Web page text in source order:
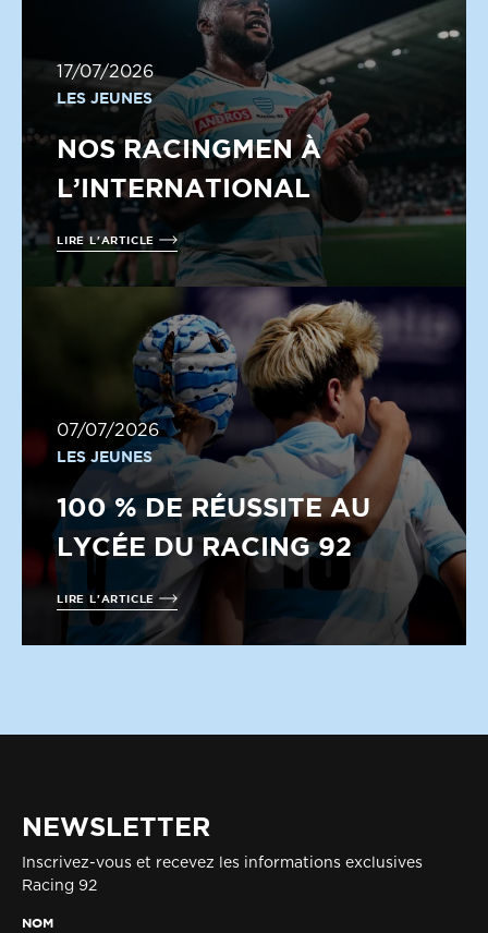
17/07/2026
LES JEUNES
NOS RACINGMEN À
L’INTERNATIONAL
LIRE L'ARTICLE
07/07/2026
LES JEUNES
100 % DE RÉUSSITE AU
LYCÉE DU RACING 92
LIRE L'ARTICLE
NEWSLETTER
Inscrivez-vous et recevez les informations exclusives
Racing 92
NOM